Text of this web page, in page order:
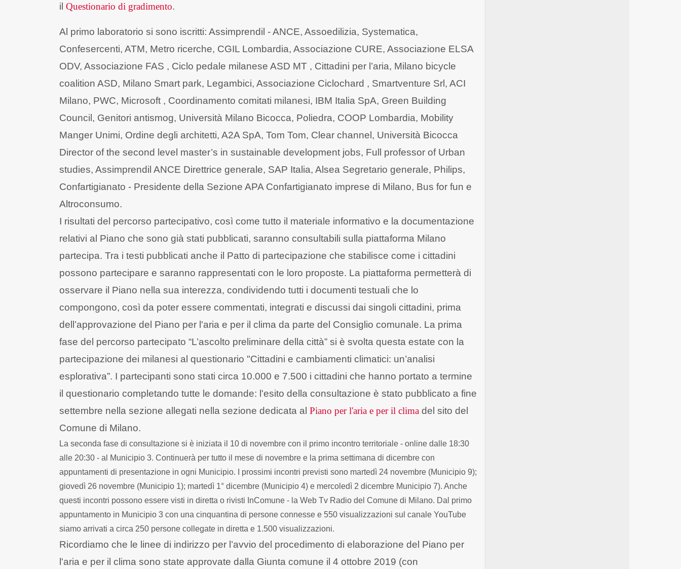
il Questionario di gradimento.
Al primo laboratorio si sono iscritti: Assimprendil - ANCE, Assoedilizia, Systematica,
Confesercenti, ATM, Metro ricerche, CGIL Lombardia, Associazione CURE, Associazione ELSA
ODV, Associazione FAS , Ciclo pedale milanese ASD MT , Cittadini per l’aria, Milano bicycle
coalition ASD, Milano Smart park, Legambici, Associazione Ciclochard , Smartventure Srl, ACI
Milano, PWC, Microsoft , Coordinamento comitati milanesi, IBM Italia SpA, Green Building
Council, Genitori antismog, Università Milano Bicocca, Poliedra, COOP Lombardia, Mobility
Manger Unimi, Ordine degli architetti, A2A SpA, Tom Tom, Clear channel, Università Bicocca
Director of the second level master’s in sustainable development jobs, Full professor of Urban
studies, Assimprendil ANCE Direttrice generale, SAP Italia, Alsea Segretario generale, Philips,
Confartigianato - Presidente della Sezione APA Confartigianato imprese di Milano, Bus for fun e
Altroconsumo.
I risultati del percorso partecipativo, così come tutto il materiale informativo e la documentazione
relativi al Piano che sono già stati pubblicati, saranno consultabili sulla piattaforma Milano
partecipa. Tra i testi pubblicati anche il Patto di partecipazione che stabilisce come i cittadini
possono partecipare e saranno rappresentati con le loro proposte. La piattaforma permetterà di
osservare il Piano nella sua interezza, condividendo tutti i documenti testuali che lo
compongono, così da poter essere commentati, integrati e discussi dai singoli cittadini, prima
dell’approvazione del Piano per l'aria e per il clima da parte del Consiglio comunale. La prima
fase del percorso partecipato “L’ascolto preliminare della città” si è svolta questa estate con la
partecipazione dei milanesi al questionario "Cittadini e cambiamenti climatici: un’analisi
esplorativa”. I partecipanti sono stati circa 10.000 e 7.500 i cittadini che hanno portato a termine
il questionario completando tutte le domande: l'esito della consultazione è stato pubblicato a fine
settembre nella sezione allegati nella sezione dedicata al Piano per l'aria e per il clima del sito del
Comune di Milano.
La seconda fase di consultazione si è iniziata il 10 di novembre con il primo incontro territoriale - online dalle 18:30
alle 20:30 - al Municipio 3. Continuerà per tutto il mese di novembre e la prima settimana di dicembre con
appuntamenti di presentazione in ogni Municipio. I prossimi incontri previsti sono martedì 24 novembre (Municipio 9);
giovedì 26 novembre (Municipio 1); martedì 1° dicembre (Municipio 4) e mercoledì 2 dicembre Municipio 7). Anche
questi incontri possono essere visti in diretta o rivisti InComune - la Web Tv Radio del Comune di Milano. Dal primo
appuntamento in Municipio 3 con una cinquantina di persone connesse e 550 visualizzazioni sul canale YouTube
siamo arrivati a circa 250 persone collegate in diretta e 1.500 visualizzazioni.
Ricordiamo che le linee di indirizzo per l’avvio del procedimento di elaborazione del Piano per
l'aria e per il clima sono state approvate dalla Giunta comune il 4 ottobre 2019 (con